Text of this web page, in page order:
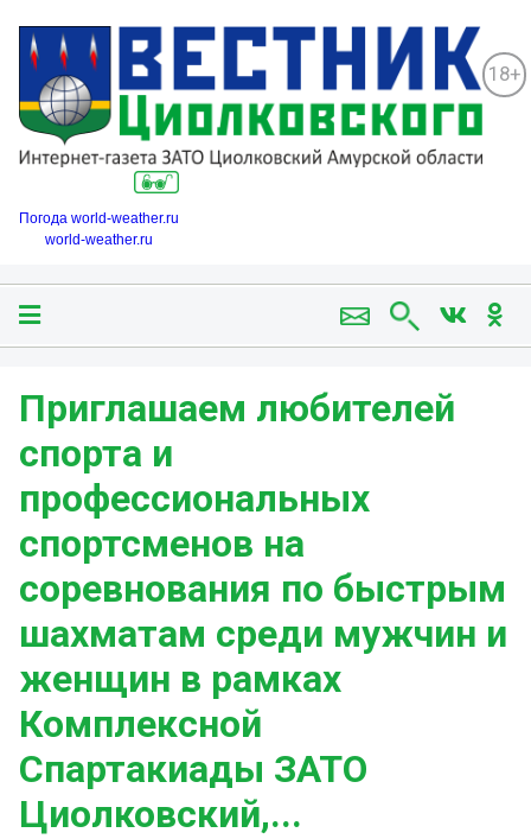
18+
Погода world-weather.ru
world-weather.ru
Приглашаем любителей
спорта и
профессиональных
спортсменов на
соревнования по быстрым
шахматам среди мужчин и
женщин в рамках
Комплексной
Спартакиады ЗАТО
Циолковский,...